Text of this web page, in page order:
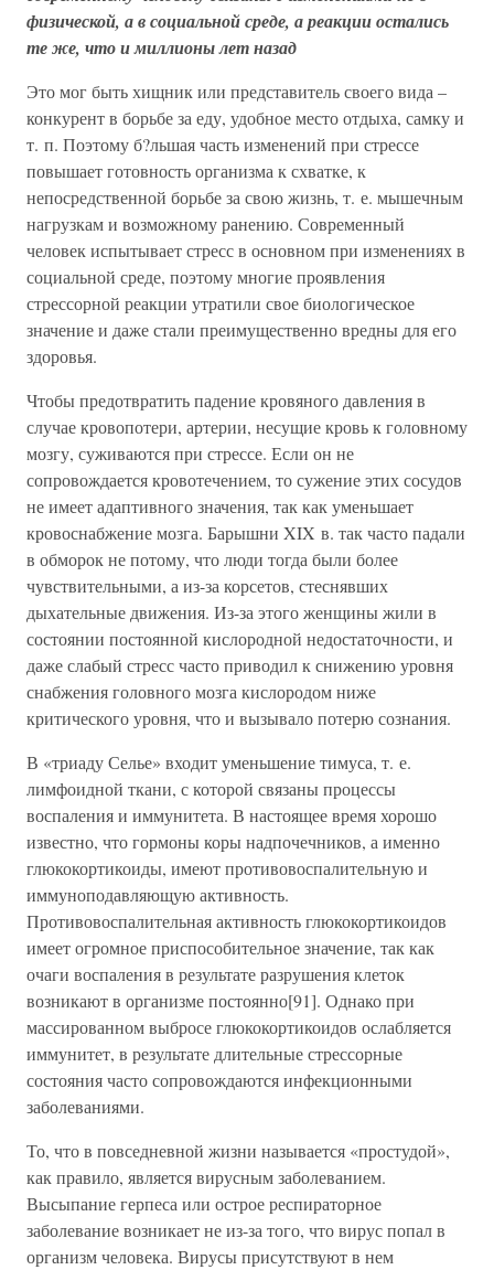
физической, а в социальной среде, а реакции остались
те же, что и миллионы лет назад
Это мог быть хищник или представитель своего вида –
конкурент в борьбе за еду, удобное место отдыха, самку и
т. п. Поэтому б?льшая часть изменений при стрессе
повышает готовность организма к схватке, к
непосредственной борьбе за свою жизнь, т. е. мышечным
нагрузкам и возможному ранению. Современный
человек испытывает стресс в основном при изменениях в
социальной среде, поэтому многие проявления
стрессорной реакции утратили свое биологическое
значение и даже стали преимущественно вредны для его
здоровья.
Чтобы предотвратить падение кровяного давления в
случае кровопотери, артерии, несущие кровь к головному
мозгу, суживаются при стрессе. Если он не
сопровождается кровотечением, то сужение этих сосудов
не имеет адаптивного значения, так как уменьшает
кровоснабжение мозга. Барышни XIX в. так часто падали
в обморок не потому, что люди тогда были более
чувствительными, а из-за корсетов, стеснявших
дыхательные движения. Из-за этого женщины жили в
состоянии постоянной кислородной недостаточности, и
даже слабый стресс часто приводил к снижению уровня
снабжения головного мозга кислородом ниже
критического уровня, что и вызывало потерю сознания.
В «триаду Селье» входит уменьшение тимуса, т. е.
лимфоидной ткани, с которой связаны процессы
воспаления и иммунитета. В настоящее время хорошо
известно, что гормоны коры надпочечников, а именно
глюкокортикоиды, имеют противовоспалительную и
иммуноподавляющую активность.
Противовоспалительная активность глюкокортикоидов
имеет огромное приспособительное значение, так как
очаги воспаления в результате разрушения клеток
возникают в организме постоянно[91]. Однако при
массированном выбросе глюкокортикоидов ослабляется
иммунитет, в результате длительные стрессорные
состояния часто сопровождаются инфекционными
заболеваниями.
То, что в повседневной жизни называется «простудой»,
как правило, является вирусным заболеванием.
Высыпание герпеса или острое респираторное
заболевание возникает не из-за того, что вирус попал в
организм человека. Вирусы присутствуют в нем